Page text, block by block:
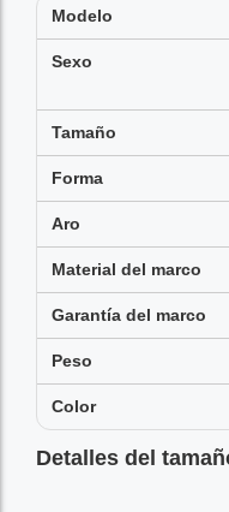
Modelo
Sexo
Tamaño
Forma
Aro
Material del marco
Garantía del marco
Peso
Color
Detalles del